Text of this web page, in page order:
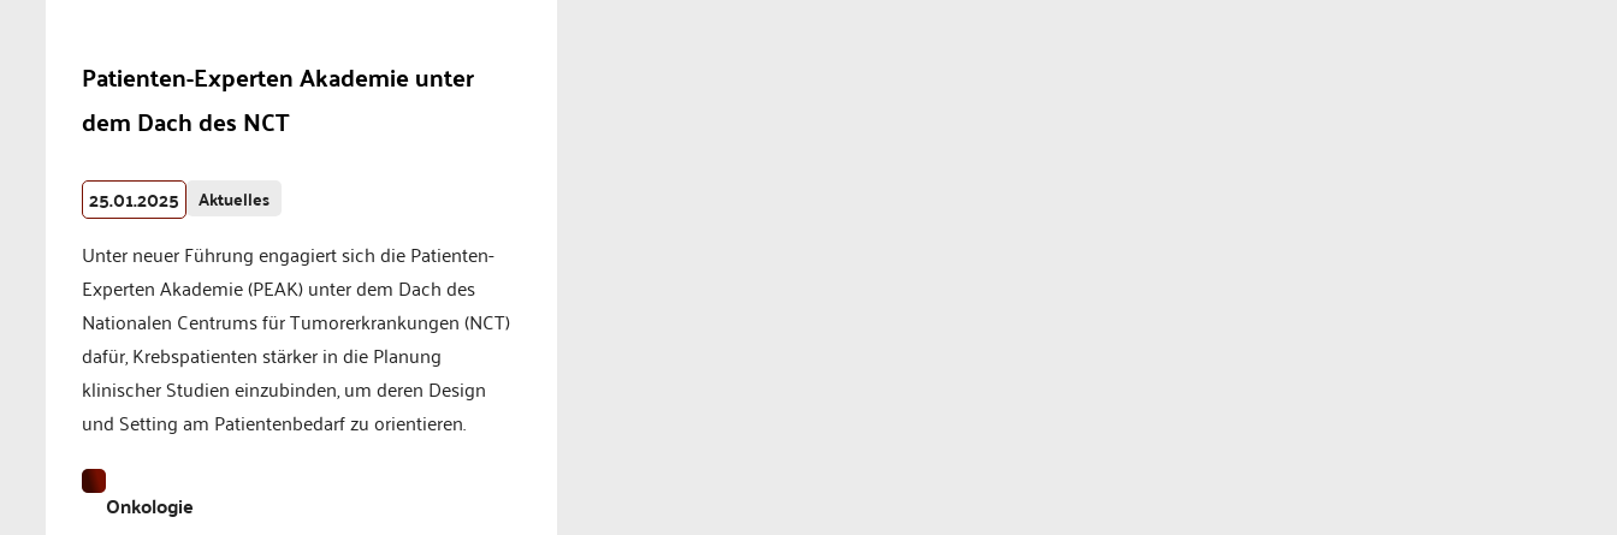
Patienten-Experten Akademie unter
dem Dach des NCT
25.01.2025 Aktuelles
Unter neuer Führung engagiert sich die Patienten-
Experten Akademie (PEAK) unter dem Dach des
Nationalen Centrums für Tumorerkrankungen (NCT)
dafür, Krebspatienten stärker in die Planung
klinischer Studien einzubinden, um deren Design
und Setting am Patientenbedarf zu orientieren.
Onkologie